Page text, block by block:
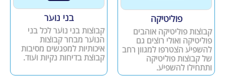
פוליטיקה
קבוצות פוליטיקה אוהבים
פוליטיקה ואולי רוצים גם
להשפיע הצטרפו למגוון רחב
של קבוצות פוליטיקה
ותתחילו להשפיע.
בני נוער
קבוצות בני נוער לכל בני
הנוער מבחר קבוצות
איכותיות למפגשים מסיבות
קבוצת בדיחות נקיות ועוד.